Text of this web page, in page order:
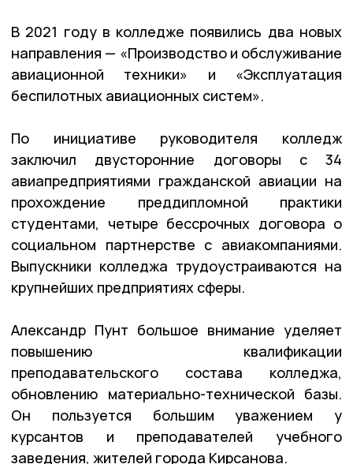
В 2021 году в колледже появились два новых
направления — «Производство и обслуживание
авиационной техники» и «Эксплуатация
беспилотных авиационных систем».
По инициативе руководителя колледж
заключил двусторонние договоры с 34
авиапредприятиями гражданской авиации на
прохождение преддипломной практики
студентами, четыре бессрочных договора о
социальном партнерстве с авиакомпаниями.
Выпускники колледжа трудоустраиваются на
крупнейших предприятиях сферы.
Александр Пунт большое внимание уделяет
повышению квалификации
преподавательского состава колледжа,
обновлению материально-технической базы.
Он пользуется большим уважением у
курсантов и преподавателей учебного
заведения, жителей города Кирсанова.